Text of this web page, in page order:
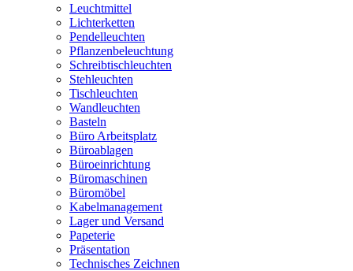
Leuchtmittel
Lichterketten
Pendelleuchten
Pflanzenbeleuchtung
Schreibtischleuchten
Stehleuchten
Tischleuchten
Wandleuchten
Basteln
Büro Arbeitsplatz
Büroablagen
Büroeinrichtung
Büromaschinen
Büromöbel
Kabelmanagement
Lager und Versand
Papeterie
Präsentation
Technisches Zeichnen